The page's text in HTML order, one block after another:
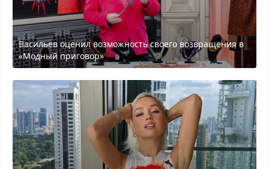
Васильев оценил возможность своего возвращения в
«Модный приговор»